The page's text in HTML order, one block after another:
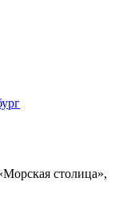
столица»,